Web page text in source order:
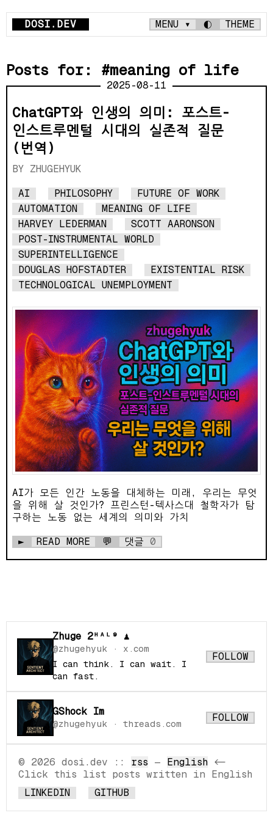
DOSI.DEV MENU ▾ ◐ THEME
Posts for: #meaning of life
2025-08-11
ChatGPT와 인생의 의미: 포스트-
인스트루멘털 시대의 실존적 질문
(번역)
ZHUGEHYUK
AI PHILOSOPHY
FUTURE OF WORK
AUTOMATION
MEANING OF LIFE
HARVEY LEDERMAN
SCOTT AARONSON
POST-INSTRUMENTAL WORLD
SUPERINTELLIGENCE
DOUGLAS HOFSTADTER
EXISTENTIAL RISK
TECHNOLOGICAL UNEMPLOYMENT
AI가 모든 인간 노동을 대체하는 미래, 우리는 무엇
을 위해 살 것인가? 프린스턴-텍사스대 철학자가 탐
구하는 노동 없는 세계의 의미와 가치
► READ MORE 💬 댓글 0
Zhuge 2ᴴᴬᴸ⁹ ♟
@zhugehyuk · x.com
I can think. I can wait. I
can fast.
FOLLOW
GShock Im
@zhugehyuk · threads.com
FOLLOW
© 2026 dosi.dev :: rss — English <-
Click this list posts written in English
LINKEDIN
GITHUB